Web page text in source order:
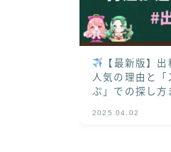
【最新版】
人気の理由と
ぷ」での探し方
2025.04.02